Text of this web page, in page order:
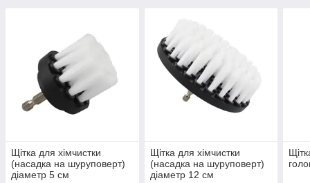
Щітка для хімчистки
(насадка на шуруповерт)
діаметр 5 см
Щітка для хімчистки
(насадка на шуруповерт)
діаметр 12 см